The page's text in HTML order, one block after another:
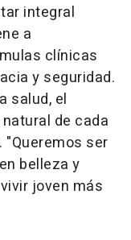
integral
a
clínicas
y seguridad.
salud, el
de cada
"Queremos ser
belleza y
joven más